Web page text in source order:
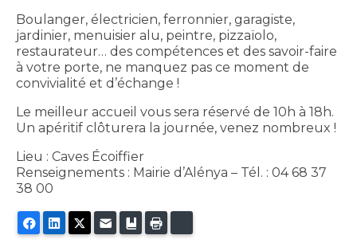
Boulanger, électricien, ferronnier, garagiste,
jardinier, menuisier alu, peintre, pizzaïolo,
restaurateur… des compétences et des savoir-faire
à votre porte, ne manquez pas ce moment de
convivialité et d’échange !
Le meilleur accueil vous sera réservé de 10h à 18h.
Un apéritif clôturera la journée, venez nombreux !
Lieu : Caves Écoiffier
Renseignements : Mairie d’Alénya – Tél. : 04 68 37
38 00
FacebookLinkedInTwitter
E-mail Ajouter aux favoris